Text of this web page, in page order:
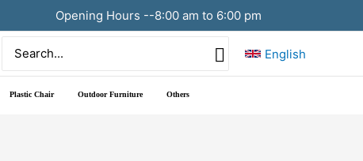
Opening Hours --8:00 am to 6:00 pm
for:
English
Plastic Chair Outdoor Furniture Others